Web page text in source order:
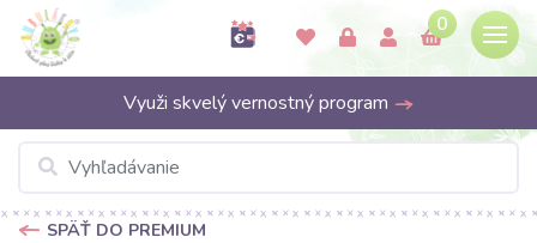
0
Využi skvelý vernostný program
SPÄŤ DO PREMIUM